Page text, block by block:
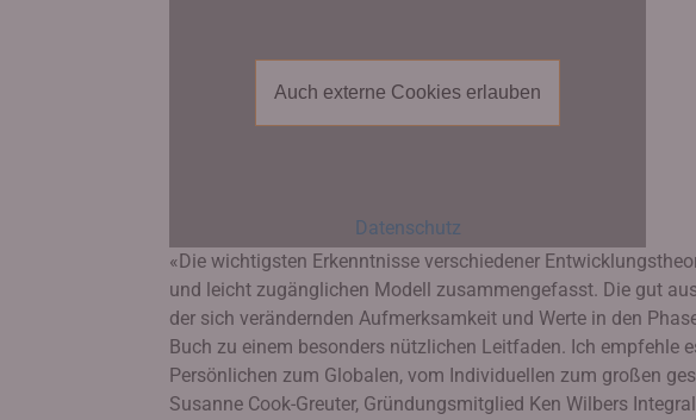
Auch externe Cookies erlauben
Datenschutz
«Die wichtigsten Erkenntnisse verschiedener
und leicht zugänglichen Modell zusammengefasst. Die gut
der sich verändernden Aufmerksamkeit und Werte in den
Buch zu einem besonders nützlichen Leitfaden. Ich empfehle
Persönlichen zum Globalen, vom Individuellen zum großen
Susanne Cook-Greuter, Gründungsmitglied Ken Wilbers